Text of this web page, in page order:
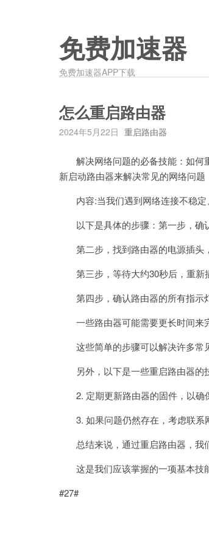
免费加速器
免费加速器APP下载
怎么重启路由器
2024年5月22日 重启路由器
解决网络问题的必备技能：如何
新启动路由器来解决常见的网络问题
内容:当我们遇到网络连接不稳定
以下是具体的步骤：第一步，确
第二步，找到路由器的电源插头，
第三步，等待大约30秒后，重新
第四步，确认路由器的所有指示灯
一些路由器可能需要更长时间来
这些简单的步骤可以解决许多常见
另外，以下是一些重启路由器的
2. 定期更新路由器的固件，以确
3. 如果问题仍然存在，考虑联系
总结来说，通过重启路由器，我
这是我们应该掌握的一项基本技
#27#